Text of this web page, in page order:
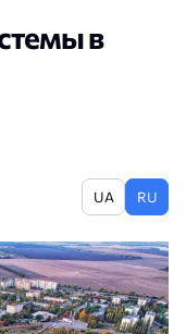
в
UA RU